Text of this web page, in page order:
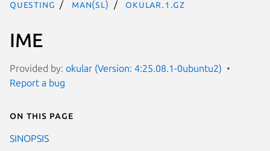
questing man(sl) okular.1.gz
IME
Provided by: okular (Version: 4:25.08.1-0ubuntu2)
Report a bug
On this page
SINOPSIS